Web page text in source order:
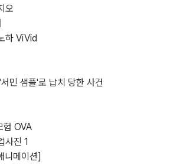
오
하 ViVid
민 샘플'로 납치 당한 사건
험 OVA
사진 1
니메이션]